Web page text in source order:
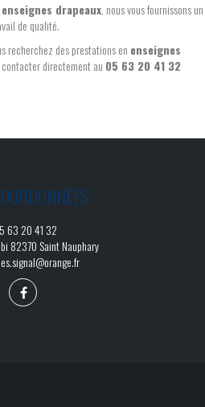
enseignes drapeaux, nous vous fournissons un
de qualité.
recherchez des prestations en enseignes
directement au 05 63 20 41 32
63 20 41 32
82370 Saint Nauphary